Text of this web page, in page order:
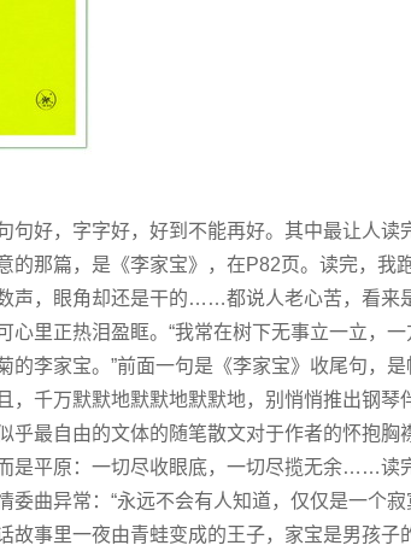
句好，字字好，好到不能再好。其中最让人读
的那篇，是《李家宝》，在P82页。读完，我
声，眼角却还是干的……都说人老心苦，看来
心里正热泪盈眶。“我常在树下无事立一立，
的李家宝。”前面一句是《李家宝》收尾句，
，千万默默地默默地默默地，别悄悄推出钢
乎最自由的文体的随笔散文对于作者的怀抱胸
是平原：一切尽收眼底，一切尽揽无余……读
委曲异常：“永远不会有人知道，仅仅是一个
故事里一夜由青蛙变成的王子，家宝是男孩子